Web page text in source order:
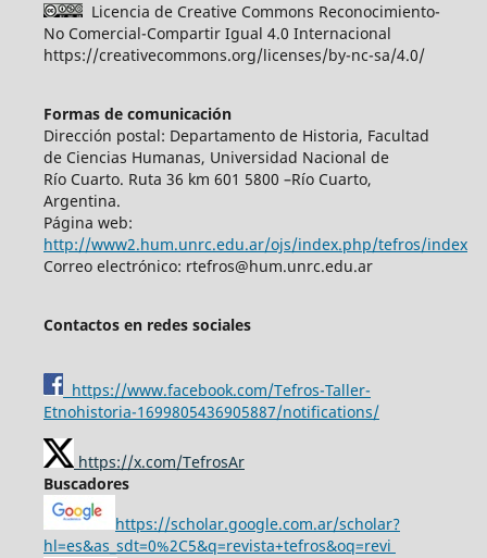
Licencia de Creative Commons Reconocimiento-
No Comercial-Compartir Igual 4.0 Internacional
https://creativecommons.org/licenses/by-nc-sa/4.0/
Formas de comunicación
Dirección postal: Departamento de Historia, Facultad
de Ciencias Humanas, Universidad Nacional de
Río Cuarto. Ruta 36 km 601 5800 –Río Cuarto,
Argentina.
Página web:
http://www2.hum.unrc.edu.ar/ojs/index.php/tefros/index
Correo electrónico: rtefros@hum.unrc.edu.ar
Contactos en redes sociales
https://www.facebook.com/Tefros-Taller-
Etnohistoria-1699805436905887/notifications/
https://x.com/TefrosAr
Buscadores
https://scholar.google.com.ar/scholar?
hl=es&as_sdt=0%2C5&q=revista+tefros&oq=revi